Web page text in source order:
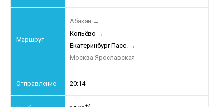
Абакан →
Копьёво →
Екатеринбург Пасс. →
Москва Ярославская
20:14
+2